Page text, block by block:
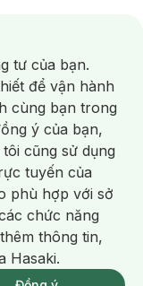
Xem chi tiết
/Nước Rửa Tay/
Điện/
Súc Miệng/
/Dưỡng Vùng Kín/
Cạo Râu /Dao Cạo Râu/
/ Da Mụn/
Nhang
Mặt Máy Chăm Sóc Da
tư của bạn.
để vận hành
cùng bạn trong
ý của bạn,
cũng sử dụng
tuyến của
phù hợp với sở
chức năng
thông tin,
Hasaki.